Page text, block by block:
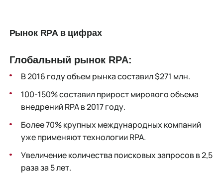
Рынок RPA в цифрах
Глобальный рынок RPA:
В 2016 году объем рынка составил $271 млн.
100-150% составил прирост мирового объема
внедрений RPA в 2017 году.
Более 70% крупных международных компаний
уже применяют технологии RPA.
Увеличение количества поисковых запросов в 2,5
раза за 5 лет.